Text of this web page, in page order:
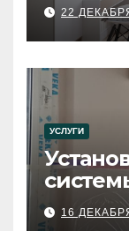
22
УСЛУГИ
16